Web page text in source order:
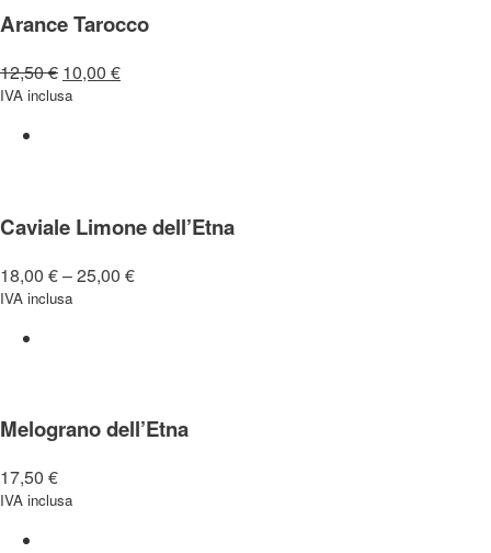
Arance Tarocco
12,50€ 10,00 €
IVA inclusa
Caviale Limone dell’Etna
18,00 €–25,00 €
IVA inclusa
Melograno dell’Etna
17,50 €
IVA inclusa